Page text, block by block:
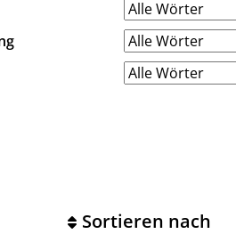
Sortieren nach